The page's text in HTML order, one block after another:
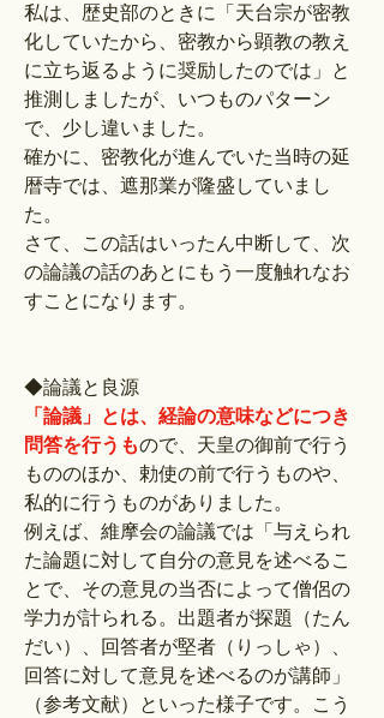
私は、歴史部のときに「天台宗が密教
化していたから、密教から顕教の教え
に立ち返るように奨励したのでは」と
推測しましたが、いつものパターン
で、少し違いました。
確かに、密教化が進んでいた当時の延
暦寺では、遮那業が隆盛していまし
た。
さて、この話はいったん中断して、次
の論議の話のあとにもう一度触れなお
すことになります。
◆論議と良源
「論議」とは、経論の意味などにつき
問答を行うもので、天皇の御前で行う
もののほか、勅使の前で行うものや、
私的に行うものがありました。
例えば、維摩会の論議では「与えられ
た論題に対して自分の意見を述べるこ
とで、その意見の当否によって僧侶の
学力が計られる。出題者が探題（たん
だい）、回答者が堅者（りっしゃ）、
回答に対して意見を述べるのが講師」
（参考文献）といった様子です。こう